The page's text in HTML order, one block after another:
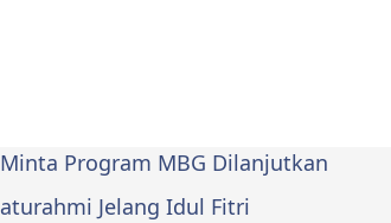
Program MBG Dilanjutkan
Jelang Idul Fitri